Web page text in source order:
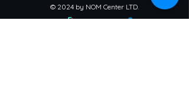
© 2024 by NOM Center LTD.